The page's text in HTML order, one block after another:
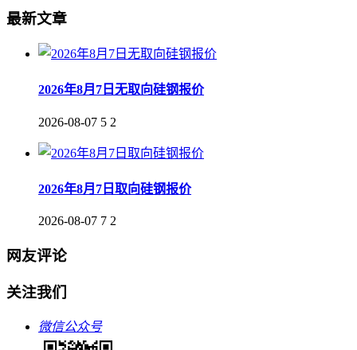
最新文章
2026年8月7日无取向硅钢报价
2026-08-07 5 2
2026年8月7日取向硅钢报价
2026-08-07 7 2
网友评论
关注我们
微信公众号